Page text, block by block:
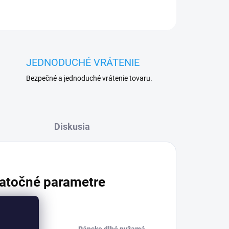
JEDNODUCHÉ VRÁTENIE
Bezpečné a jednoduché vrátenie tovaru.
Diskusia
parametre